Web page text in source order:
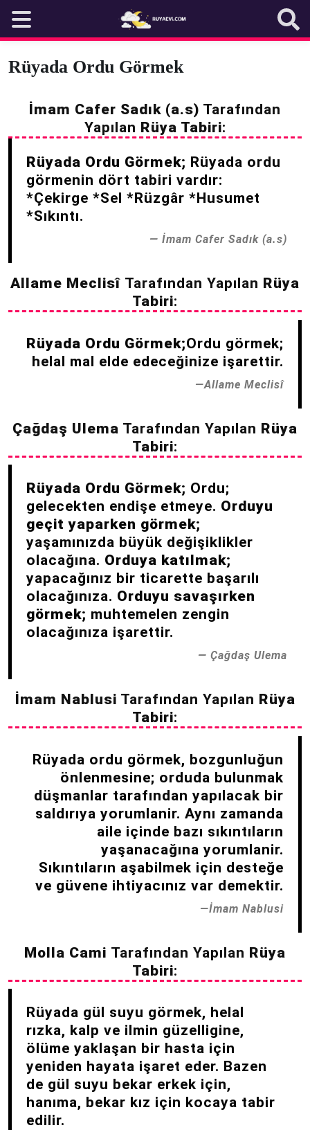
content
Rüyada Ordu Görmek
İmam Cafer Sadık (a.s) Tarafından
Yapılan Rüya Tabiri:
Rüyada Ordu Görmek; Rüyada ordu
görmenin dört tabiri vardır:
*Çekirge *Sel *Rüzgâr *Husumet
*Sıkıntı.
İmam Cafer Sadık (a.s)
Allame Meclisî Tarafından Yapılan Rüya
Tabiri:
Rüyada Ordu Görmek;Ordu görmek;
helal mal elde edeceğinize işarettir.
Allame Meclisî
Çağdaş Ulema Tarafından Yapılan Rüya
Tabiri:
Rüyada Ordu Görmek; Ordu;
gelecekten endişe etmeye. Orduyu
geçit yaparken görmek;
yaşamınızda büyük değişiklikler
olacağına. Orduya katılmak;
yapacağınız bir ticarette başarılı
olacağınıza. Orduyu savaşırken
görmek; muhtemelen zengin
olacağınıza işarettir.
Çağdaş Ulema
İmam Nablusi Tarafından Yapılan Rüya
Tabiri:
Rüyada ordu görmek, bozgunluğun
önlenmesine; orduda bulunmak
düşmanlar tarafından yapılacak bir
saldırıya yorumlanir. Aynı zamanda
aile içinde bazı sıkıntıların
yaşanacağına yorumlanir.
Sıkıntıların aşabilmek için desteğe
ve güvene ihtiyacınız var demektir.
İmam Nablusi
Molla Cami Tarafından Yapılan Rüya
Tabiri:
Rüyada gül suyu görmek, helal
rızka, kalp ve ilmin güzelligine,
ölüme yaklaşan bir hasta için
yeniden hayata işaret eder. Bazen
de gül suyu bekar erkek için,
hanıma, bekar kız için kocaya tabir
edilir.